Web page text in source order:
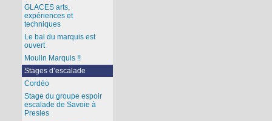
GLACES arts,
expériences et
techniques
Le bal du marquis est
ouvert
Moulin Marquis !!
Stages d’escalade
Cordéo
Stage du groupe espoir
escalade de Savoie à
Presles